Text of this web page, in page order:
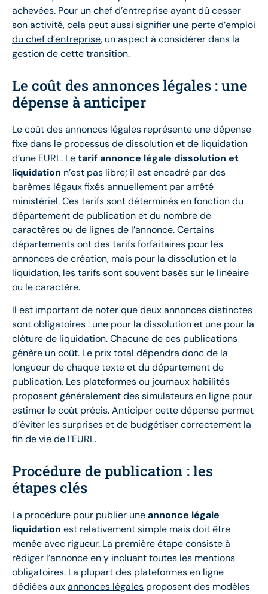
achevées. Pour un chef d’entreprise ayant dû cesser
son activité, cela peut aussi signifier une perte d’emploi
du chef d’entreprise, un aspect à considérer dans la
gestion de cette transition.
Le coût des annonces légales : une
dépense à anticiper
Le coût des annonces légales représente une dépense
fixe dans le processus de dissolution et de liquidation
d’une EURL. Letarif annonce légale dissolution et
liquidation n’est pas libre; il est encadré par des
barèmes légaux fixés annuellement par arrêté
ministériel. Ces tarifs sont déterminés en fonction du
département de publication et du nombre de
caractères ou de lignes de l’annonce. Certains
départements ont des tarifs forfaitaires pour les
annonces de création, mais pour la dissolution et la
liquidation, les tarifs sont souvent basés sur le linéaire
ou le caractère.
Il est important de noter que deux annonces distinctes
sont obligatoires : une pour la dissolution et une pour la
clôture de liquidation. Chacune de ces publications
génère un coût. Le prix total dépendra donc de la
longueur de chaque texte et du département de
publication. Les plateformes ou journaux habilités
proposent généralement des simulateurs en ligne pour
estimer le coût précis. Anticiper cette dépense permet
d’éviter les surprises et de budgétiser correctement la
fin de vie de l’EURL.
Procédure de publication : les
étapes clés
La procédure pour publier uneannonce légale
liquidation est relativement simple mais doit être
menée avec rigueur. La première étape consiste à
rédiger l’annonce en y incluant toutes les mentions
obligatoires. La plupart des plateformes en ligne
dédiées auxannonces légales proposent des modèles